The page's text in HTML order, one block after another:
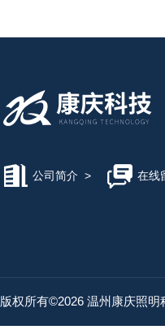
公司简介 > 在线
版权所有©2026 温州康庆照